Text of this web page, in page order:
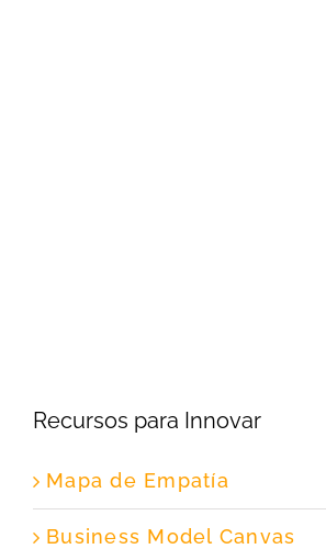
Recursos para Innovar
Mapa de Empatía
Business Model Canvas